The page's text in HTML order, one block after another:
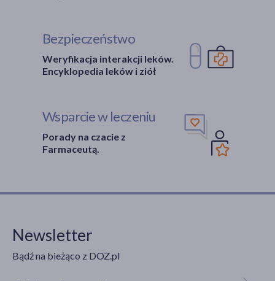
Bezpieczeństwo
Weryfikacja interakcji leków.
Encyklopedia leków i ziół
Wsparcie w leczeniu
Porady na czacie z
Farmaceutą.
Newsletter
Bądź na bieżąco z DOZ.pl